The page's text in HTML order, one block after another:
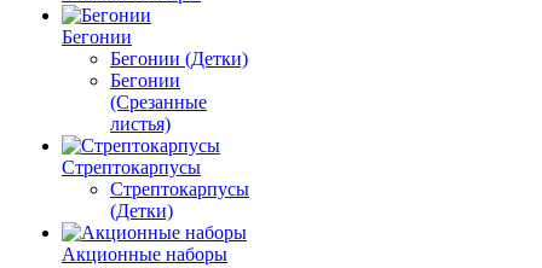
Бегонии
Бегонии (Детки)
Бегонии
(Срезанные
листья)
Стрептокарпусы
Стрептокарпусы
(Детки)
Акционные наборы